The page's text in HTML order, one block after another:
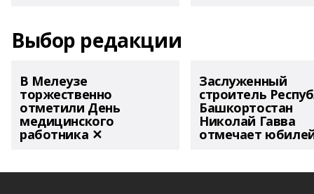
Выбор редакции
В Мелеузе
торжественно
отметили День
медицинского
работника ✕
Заслуженный
строитель
Башкортостан
Николай Гавва
отмечает